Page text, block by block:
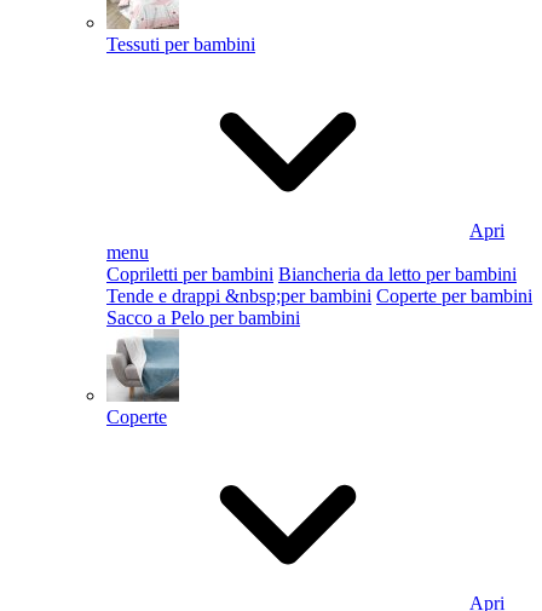
Tessuti per bambini
Apri
menu
Copriletti per bambini Biancheria da letto per bambini
Tende e drappi &nbsp;per bambini Coperte per bambini
Sacco a Pelo per bambini
Coperte
Apri